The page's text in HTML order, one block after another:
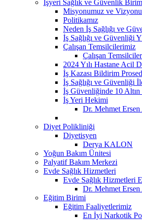
İşyeri Sağlık ve Güvenlik
Misyonumuz ve
Politikamız
Neden İş Sağlığı ve
İş Sağlığı ve Güvenliği
Çalışan Temsilcilerimiz
Çalışan
2024 Yılı Hastane Acil
İş Kazası Bildirim
İş Sağlığı ve Güvenliği
İş Güvenliğinde 10
İş Yeri Hekimi
Dr. Mehmet
Diyet Polikliniği
Diyetisyen
Derya KALON
Yoğun Bakım Ünitesi
Palyatif Bakım Merkezi
Evde Sağlık Hizmetleri
Evde Sağlık Hizmetleri
Dr. Mehmet
Eğitim Birimi
Eğitim Faaliyetlerimiz
En İyi Narkotik